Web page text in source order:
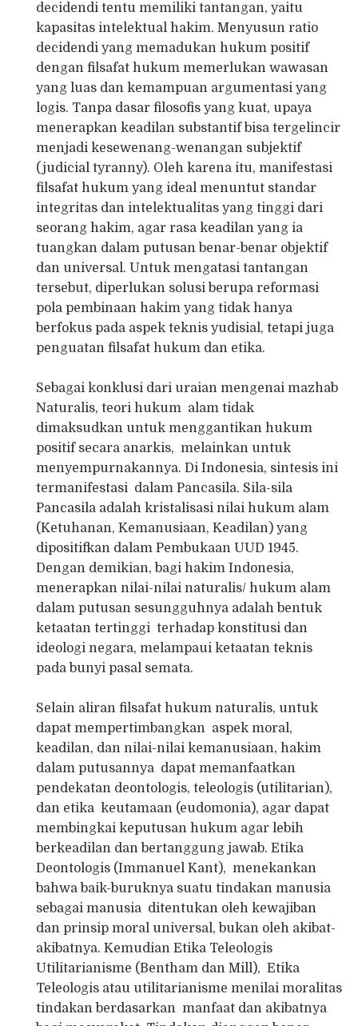
decidendi tentu memiliki tantangan, yaitu
kapasitas intelektual hakim. Menyusun ratio
decidendi yang memadukan hukum positif
dengan filsafat hukum memerlukan wawasan
yang luas dan kemampuan argumentasi yang
logis. Tanpa dasar filosofis yang kuat, upaya
menerapkan keadilan substantif bisa tergelincir
menjadi kesewenang-wenangan subjektif
(judicial tyranny). Oleh karena itu, manifestasi
filsafat hukum yang ideal menuntut standar
integritas dan intelektualitas yang tinggi dari
seorang hakim, agar rasa keadilan yang ia
tuangkan dalam putusan benar-benar objektif
dan universal. Untuk mengatasi tantangan
tersebut, diperlukan solusi berupa reformasi
pola pembinaan hakim yang tidak hanya
berfokus pada aspek teknis yudisial, tetapi juga
penguatan filsafat hukum dan etika.
Sebagai konklusi dari uraian mengenai mazhab
Naturalis, teori hukum alam tidak
dimaksudkan untuk menggantikan hukum
positif secara anarkis, melainkan untuk
menyempurnakannya. Di Indonesia, sintesis ini
termanifestasi dalam Pancasila. Sila-sila
Pancasila adalah kristalisasi nilai hukum alam
(Ketuhanan, Kemanusiaan, Keadilan) yang
dipositifkan dalam Pembukaan UUD 1945.
Dengan demikian, bagi hakim Indonesia,
menerapkan nilai-nilai naturalis/ hukum alam
dalam putusan sesungguhnya adalah bentuk
ketaatan tertinggi terhadap konstitusi dan
ideologi negara, melampaui ketaatan teknis
pada bunyi pasal semata.
Selain aliran filsafat hukum naturalis, untuk
dapat mempertimbangkan aspek moral,
keadilan, dan nilai-nilai kemanusiaan, hakim
dalam putusannya dapat memanfaatkan
pendekatan deontologis, teleologis (utilitarian),
dan etika keutamaan (eudomonia), agar dapat
membingkai keputusan hukum agar lebih
berkeadilan dan bertanggung jawab. Etika
Deontologis (Immanuel Kant), menekankan
bahwa baik-buruknya suatu tindakan manusia
sebagai manusia ditentukan oleh kewajiban
dan prinsip moral universal, bukan oleh akibat-
akibatnya. Kemudian Etika Teleologis
Utilitarianisme (Bentham dan Mill), Etika
Teleologis atau utilitarianisme menilai moralitas
tindakan berdasarkan manfaat dan akibatnya